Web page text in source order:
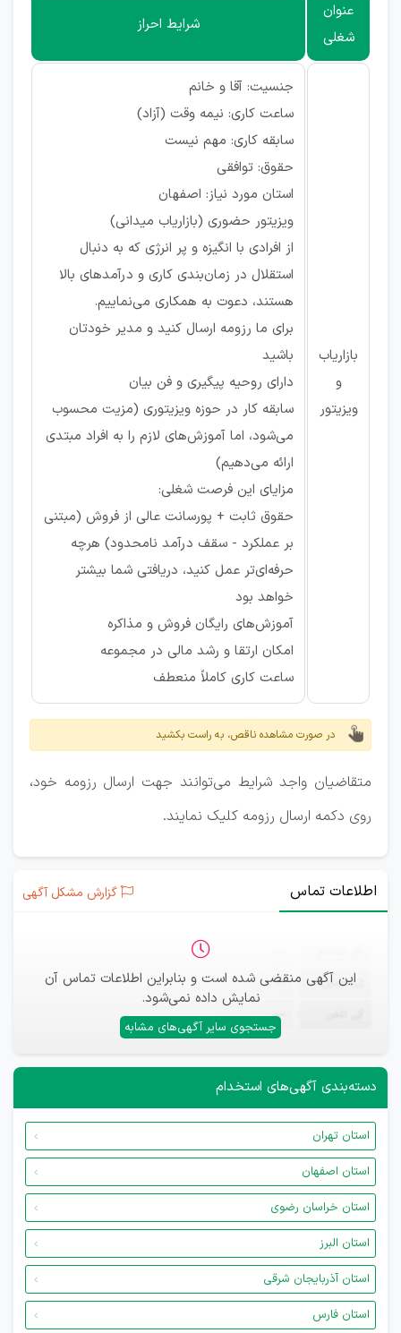
عنوان
شغلی
شرایط احراز
بازاریاب
و
ویزیتور
جنسیت: آقا و خانم
ساعت کاری: نیمه وقت (آزاد)
سابقه کاری: مهم نیست
حقوق: توافقی
استان مورد نیاز: اصفهان
ویزیتور حضوری (بازاریاب میدانی)
از افرادی با انگیزه و پر انرژی که به دنبال
استقلال در زمان‌بندی کاری و درآمدهای بالا
هستند، دعوت به همکاری می‌نماییم.
برای ما رزومه ارسال کنید و مدیر خودتان
باشید
دارای روحیه پیگیری و فن بیان
سابقه کار در حوزه ویزیتوری (مزیت محسوب
می‌شود، اما آموزش‌های لازم را به افراد مبتدی
ارائه می‌دهیم)
مزایای این فرصت شغلی:
حقوق ثابت + پورسانت عالی از فروش (مبتنی
بر عملکرد - سقف درآمد نامحدود) هرچه
حرفه‌ای‌تر عمل کنید، دریافتی شما بیشتر
خواهد بود
آموزش‌های رایگان فروش و مذاکره
امکان ارتقا و رشد مالی در مجموعه
ساعت کاری کاملاً منعطف
در صورت مشاهده ناقص، به راست بکشید
متقاضیان واجد شرایط می‌توانند جهت ارسال رزومه خود،
روی دکمه ارسال رزومه کلیک نمایند.
اطلاعات تماس گزارش مشکل آگهی
این آگهی منقضی شده است و بنابراین اطلاعات تماس آن
نمایش داده نمی‌شود.
جستجوی سایر آگهی‌های مشابه
ایمیل —
—
دسته‌بندی آگهی‌های استخدام
استان تهران
استان اصفهان
استان خراسان رضوی
استان البرز
استان آذربایجان شرقی
استان فارس